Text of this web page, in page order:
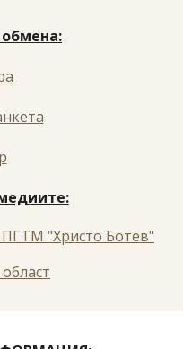
"Христо Ботев"